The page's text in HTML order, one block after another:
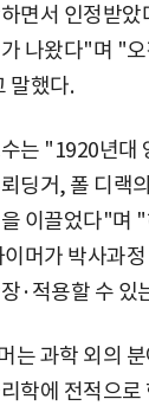
면서 인정받
나왔다"며 "
말했다.
는 "1920년대
딩거, 폴 디랙
이끌었다"며
이머가 박사과
·적용할 수 있
는 과학 외의
학에 전적으